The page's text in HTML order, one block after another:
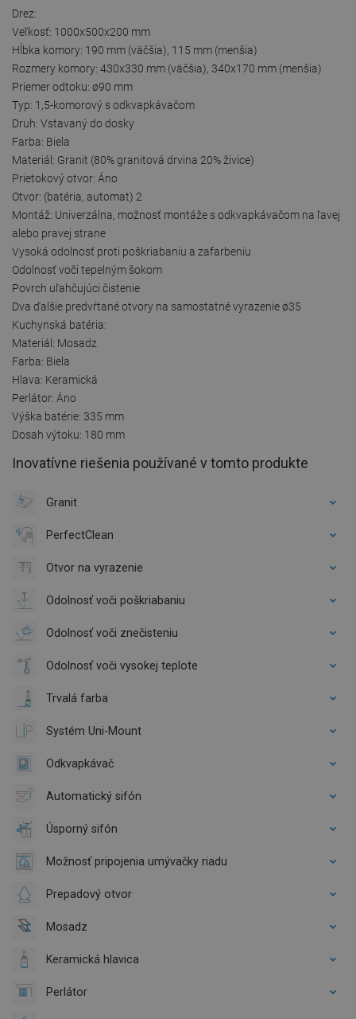
Drez:
Veľkosť: 1000x500x200 mm
Hĺbka komory: 190 mm (väčšia), 115 mm (menšia)
Rozmery komory: 430x330 mm (väčšia), 340x170 mm (menšia)
Priemer odtoku: ø90 mm
Typ: 1,5-komorový s odkvapkávačom
Druh: Vstavaný do dosky
Farba: Biela
Materiál: Granit (80% granitová drvina 20% živice)
Prietokový otvor: Áno
Otvor: (batéria, automat) 2
Montáž: Univerzálna, možnosť montáže s odkvapkávačom na ľavej
alebo pravej strane
Vysoká odolnosť proti poškriabaniu a zafarbeniu
Odolnosť voči tepelným šokom
Povrch uľahčujúci čistenie
Dva ďalšie predvŕtané otvory na samostatné vyrazenie ø35
Kuchynská batéria:
Materiál: Mosadz
Farba: Biela
Hlava: Keramická
Perlátor: Áno
Výška batérie: 335 mm
Dosah výtoku: 180 mm
Inovatívne riešenia používané v tomto produkte
Granit
PerfectClean
Otvor na vyrazenie
Odolnosť voči poškriabaniu
Odolnosť voči znečisteniu
Odolnosť voči vysokej teplote
Trvalá farba
Systém Uni-Mount
Odkvapkávač
Automatický sifón
Úsporný sifón
Možnosť pripojenia umývačky riadu
Prepadový otvor
Mosadz
Keramická hlavica
Perlátor